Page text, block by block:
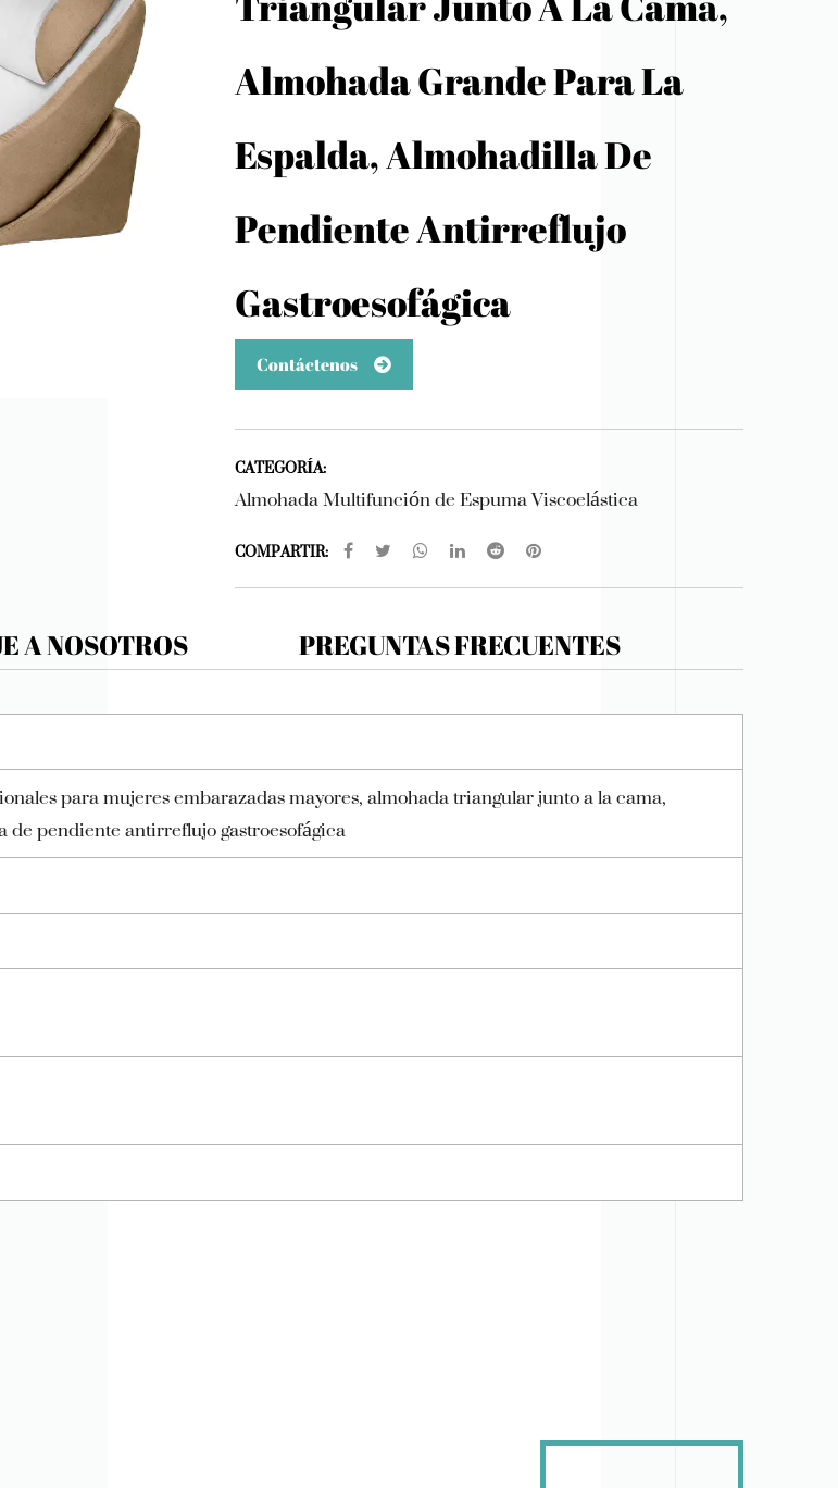
Almohada Grande Para La
Espalda, Almohadilla De
Pendiente Antirreflujo
Gastroesofágica
Contáctenos
CATEGORÍA:
Almohada Multifunción de Espuma Viscoelástica
COMPARTIR:
A NOSOTROS PREGUNTAS FRECUENTES
para mujeres embarazadas mayores, almohada triangular junto a la cama,
pendiente antirreflujo gastroesofágica